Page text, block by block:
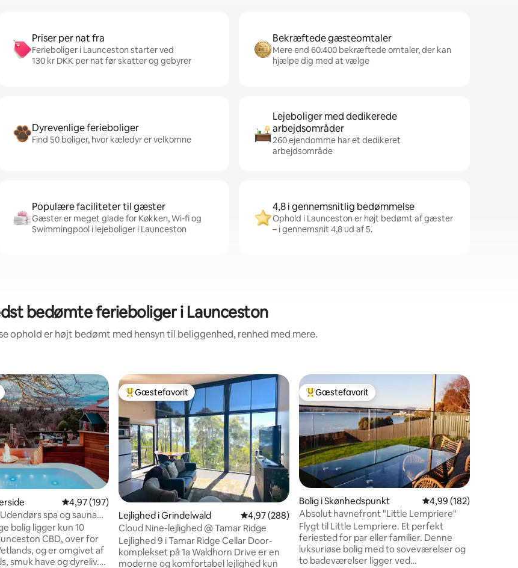
Priser per nat fra
Ferieboliger i Launceston starter ved
130 kr DKK per nat før skatter og gebyrer
Bekræftede gæsteomtaler
Mere end 60.400 bekræftede omtaler, der kan
hjælpe dig med at vælge
Dyrevenlige ferieboliger
Find 50 boliger, hvor kæledyr er velkomne
Lejeboliger med dedikerede
arbejdsområder
260 ejendomme har et dedikeret
arbejdsområde
Populære faciliteter til gæster
Gæster er meget glade for Køkken, Wi-fi og
Swimmingpool i lejeboliger i Launceston
4,8 i gennemsnitlig bedømmelse
Ophold i Launceston er højt bedømt af gæster
– i gennemsnit 4,8 ud af 5.
bedømte ferieboliger i Launceston
ophold er højt bedømt med hensyn til beliggenhed, renhed med mere.
200 omtaler
4,97 ud af 5 i gennemsnitlig bedømmelse, 197 omtaler
4,97 (197)
spa og sauna
udsigt
bolig ligger kun 10
CBD, over for
og er omgivet af
smuk have og dyreliv.
Bedste gæstefavorit
Gæstefavorit
Lejlighed i Grindelwald 4,97 ud af 5 i gennemsnitlig bedømmelse, 288 omtaler
4,97 (288)
Cloud Nine-lejlighed @ Tamar Ridge
Lejlighed 9 i Tamar Ridge Cellar Door-
komplekset på 1a Waldhorn Drive er en
moderne og komfortabel lejlighed kun
Bedste gæstefavorit
Gæstefavorit
Bolig i Skønhedspunkt 4,99 ud af 5 i
4,99 (182)
Absolut havnefront "Little Lempriere"
Flygt til Little Lempriere. Et perfekt
feriested for par eller familier. Denne
luksuriøse bolig med to soveværelser og
to badeværelser ligger ved